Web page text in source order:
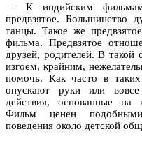
— К индийским
предвзятое. Большинство
танцы. Такое же
фильма. Предвзятое
друзей, родителей. В такой
изгоем, крайним,
помочь. Как часто в
опускают руки или
действия, основанные на
Фильм ценен
поведения около детской